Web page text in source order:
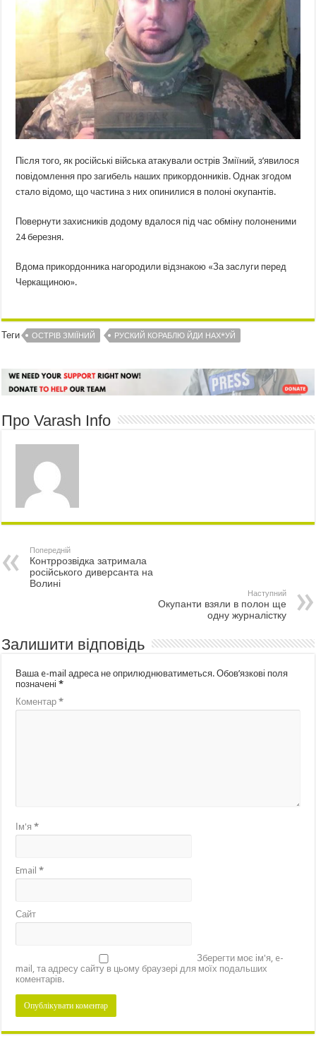
Після того, як російські війська атакували острів Зміїний, з’явилося
повідомлення про загибель наших прикордонників. Однак згодом
стало відомо, що частина з них опинилися в полоні окупантів.
Повернути захисників додому вдалося під час обміну полоненими
24 березня.
Вдома прикордонника нагородили відзнакою «За заслуги перед
Черкащиною».
Теги ОСТРІВ ЗМІЇНИЙ РУСКИЙ КОРАБЛЮ ЙДИ НАХ*УЙ
Про Varash Info
Попередній
Контррозвідка затримала
російського диверсанта на
Волині
Наступний
Окупанти взяли в полон ще
одну журналістку
Залишити відповідь
Ваша e-mail адреса не оприлюднюватиметься. Обов’язкові поля
позначені*
Коментар*
Ім'я*
Email*
Сайт
Зберегти моє ім'я, e-
mail, та адресу сайту в цьому браузері для моїх подальших
коментарів.